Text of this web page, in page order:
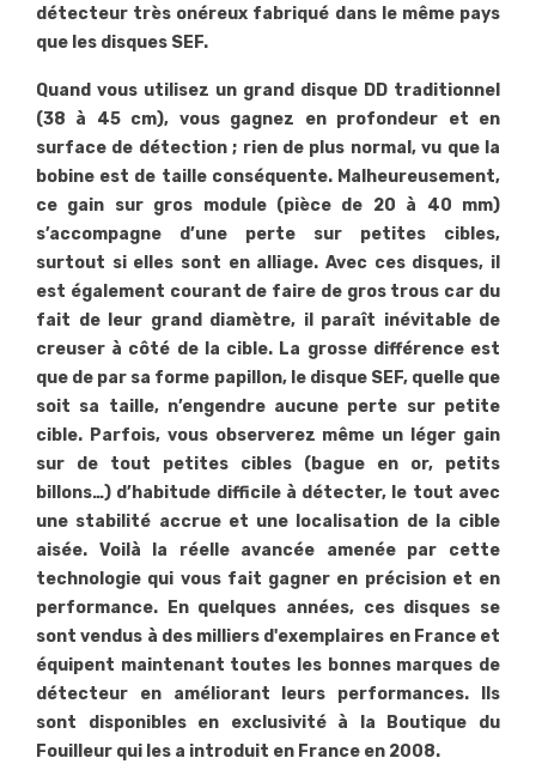
détecteur très onéreux fabriqué dans le même pays
que les disques SEF.
Quand vous utilisez un grand disque DD traditionnel
(38 à 45 cm), vous gagnez en profondeur et en
surface de détection ; rien de plus normal, vu que la
bobine est de taille conséquente. Malheureusement,
ce gain sur gros module (pièce de 20 à 40 mm)
s’accompagne d’une perte sur petites cibles,
surtout si elles sont en alliage. Avec ces disques, il
est également courant de faire de gros trous car du
fait de leur grand diamètre, il paraît inévitable de
creuser à côté de la cible. La grosse différence est
que de par sa forme papillon, le disque SEF, quelle que
soit sa taille, n’engendre aucune perte sur petite
cible. Parfois, vous observerez même un léger gain
sur de tout petites cibles (bague en or, petits
billons…) d’habitude difficile à détecter, le tout avec
une stabilité accrue et une localisation de la cible
aisée. Voilà la réelle avancée amenée par cette
technologie qui vous fait gagner en précision et en
performance. En quelques années, ces disques se
sont vendus à des milliers d'exemplaires en France et
équipent maintenant toutes les bonnes marques de
détecteur en améliorant leurs performances. Ils
sont disponibles en exclusivité à la Boutique du
Fouilleur qui les a introduit en France en 2008.